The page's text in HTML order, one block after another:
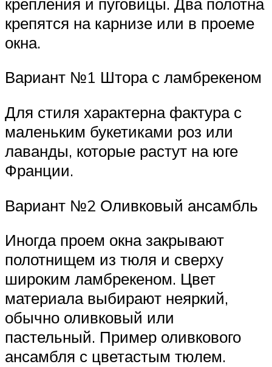
крепятся на карнизе или в проеме
окна.
Вариант №1 Штора с ламбрекеном
Для стиля характерна фактура с
маленьким букетиками роз или
лаванды, которые растут на юге
Франции.
Вариант №2 Оливковый ансамбль
Иногда проем окна закрывают
полотнищем из тюля и сверху
широким ламбрекеном. Цвет
материала выбирают неяркий,
обычно оливковый или
пастельный. Пример оливкового
ансамбля с цветастым тюлем.